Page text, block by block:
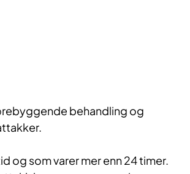
behandling og
og som varer mer enn 24 timer.